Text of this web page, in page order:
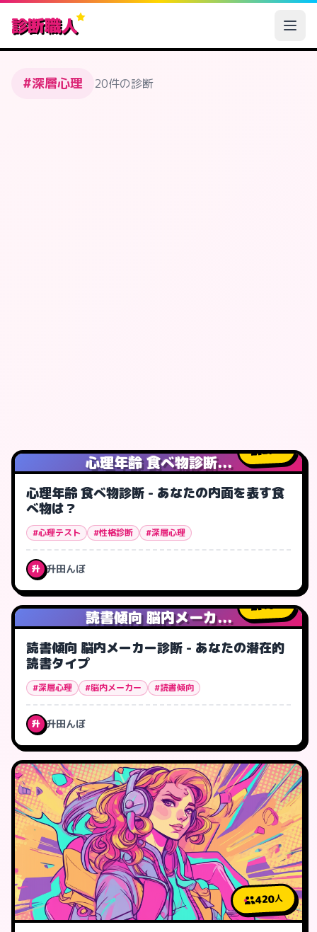
診断職人
#深層心理 20件の診断
心理年齢 食べ物診断...
27人
心理年齢 食べ物診断 - あなたの内面を表す食
べ物は？
#心理テスト #性格診断 #深層心理
升 升田んぼ
読書傾向 脳内メーカ...
16人
読書傾向 脳内メーカー診断 - あなたの潜在的
読書タイプ
#深層心理 #脳内メーカー #読書傾向
升 升田んぼ
420人